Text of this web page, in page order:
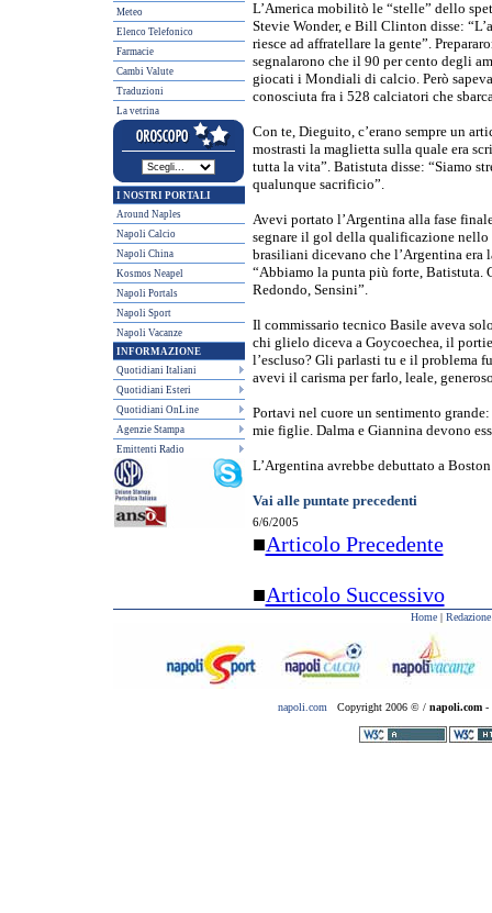
Meteo
Elenco Telefonico
Farmacie
Cambi Valute
Traduzioni
La vetrina
I NOSTRI PORTALI
Around Naples
Napoli Calcio
Napoli China
Kosmos Neapel
Napoli Portals
Napoli Sport
Napoli Vacanze
INFORMAZIONE
Quotidiani Italiani
Quotidiani Esteri
Quotidiani OnLine
Agenzie Stampa
Emittenti Radio
L’America mobilitò le “stelle” dello
Stevie Wonder, e Bill Clinton disse:
riesce ad affratellare la gente”.
segnalarono che il 90 per cento degli
giocati i Mondiali di calcio. Però
conosciuta fra i 528 calciatori che
Con te, Dieguito, c’erano sempre un
mostrasti la maglietta sulla quale era
tutta la vita”. Batistuta disse: “Siamo
qualunque sacrificio”.
Avevi portato l’Argentina alla fase
segnare il gol della qualificazione
brasiliani dicevano che l’Argentina era
“Abbiamo la punta più forte, Batistuta.
Redondo, Sensini”.
Il commissario tecnico Basile aveva
chi glielo diceva a Goycoechea, il
l’escluso? Gli parlasti tu e il problema
avevi il carisma per farlo, leale,
Portavi nel cuore un sentimento
mie figlie. Dalma e Giannina devono
L’Argentina avrebbe debuttato a
Vai alle puntate precedenti
6/6/2005
■Articolo Precedente
■Articolo Successivo
Home| Redazione
napoli.com Copyright 2006 © / napoli.com-